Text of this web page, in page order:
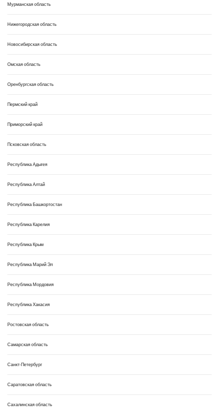
Мурманская область
Нижегородская область
Новосибирская область
Омская область
Оренбургская область
Пермский край
Приморский край
Псковская область
Республика Адыгея
Республика Алтай
Республика Башкортостан
Республика Карелия
Республика Крым
Республика Марий Эл
Республика Мордовия
Республика Хакасия
Ростовская область
Самарская область
Санкт-Петербург
Саратовская область
Сахалинская область